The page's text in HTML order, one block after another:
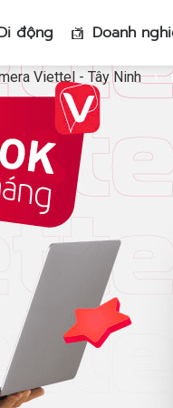
động Doanh
Viettel - Tây Ninh ›